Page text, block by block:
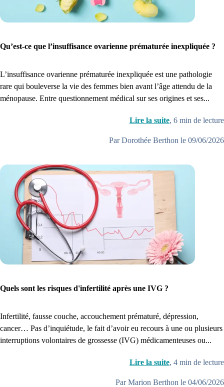
Créez un compte et récupérez votre dossier médical en parallèle
Qu’est-ce que l’insuffisance ovarienne prématurée inexpliquée ?
L’insuffisance ovarienne prématurée inexpliquée est une pathologie
rare qui bouleverse la vie des femmes bien avant l’âge attendu de la
ménopause. Entre questionnement médical sur ses origines et ses...
Lire la suite, 6 min de lecture
Par Dorothée Berthon le 09/06/2026
Quels sont les risques d'infertilité après une IVG ?
Infertilité, fausse couche, accouchement prématuré, dépression,
cancer… Pas d’inquiétude, le fait d’avoir eu recours à une ou plusieurs
interruptions volontaires de grossesse (IVG) médicamenteuses ou...
Lire la suite, 4 min de lecture
Par Marion Berthon le 04/06/2026